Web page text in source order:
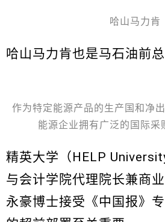
哈山马力肯
哈山马力肯也是马石油前
作为特定能源产品的生产国和净
能源企业拥有广泛的国际采
精英大学（HELP
与会计学院代理院长兼商
永豪博士接受《中国报》